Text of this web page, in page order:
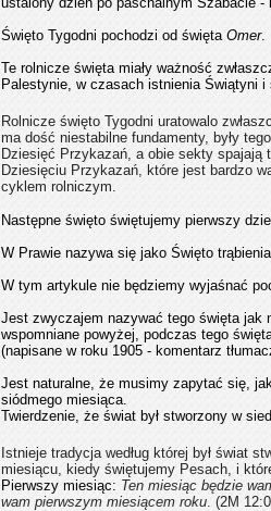
Święto Tygodni pochodzi od święta Omer.
Te rolnicze święta miały ważność
Palestynie, w czasach istnienia Świątyni i
Rolnicze święto Tygodni uratowalo
ma dość niestabilne fundamenty, były
Dziesięć Przykazań, a obie sekty spajają
Dziesięciu Przykazań, które jest bardzo
cyklem rolniczym.
Następne święto świętujemy pierwszy
W Prawie nazywa się jako Święto
W tym artykule nie będziemy wyjaśnać
Jest zwyczajem nazywać tego święta jak
wspomniane powyżej, podczas tego
(napisane w roku 1905 - komentarz
Jest naturalne, że musimy zapytać się,
siódmego miesiąca.
Twierdzenie, że świat był stworzony w
Istnieje tradycja według której był świat
miesiącu, kiedy świętujemy Pesach, i
Pierwszy miesiąc: Ten miesiąc będzie
wam pierwszym miesiącem roku. (2M